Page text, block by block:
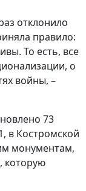
отклонило
правило:
То есть, все
о
войны, –
73
в Костромской
монументам,
которую